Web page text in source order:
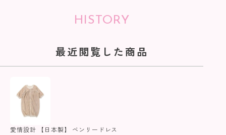
HISTORY
最近閲覧した商品
愛情設計 【日本製】 ベンリードレス